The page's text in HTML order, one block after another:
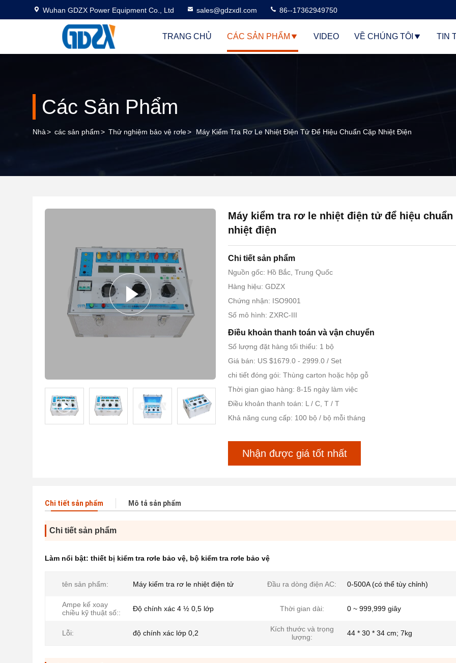
Wuhan GDZX Power Equipment Co., Ltd sales@gdzxdl.com 86--17362949750
TRANG CHỦ CÁC SẢN PHẨM VIDEO VỀ CHÚNG TÔI TIN
Các Sản Phẩm
Nhà> các sản phẩm> Thử nghiệm bảo vệ rơle> Máy Kiểm Tra Rơ Le Nhiệt Điện Tử Để Hiệu Chuẩn Cặp Nhiệt Điện
Máy kiểm tra rơ le nhiệt điện tử để hiệu chuẩn
nhiệt điện
Chi tiết sản phẩm
Nguồn gốc: Hồ Bắc, Trung Quốc
Hàng hiệu: GDZX
Chứng nhận: ISO9001
Số mô hình: ZXRC-III
Điều khoản thanh toán và vận chuyển
Số lượng đặt hàng tối thiểu: 1 bộ
Giá bán: US $1679.0 - 2999.0 / Set
chi tiết đóng gói: Thùng carton hoặc hộp gỗ
Thời gian giao hàng: 8-15 ngày làm việc
Điều khoản thanh toán: L / C, T / T
Khả năng cung cấp: 100 bộ / bộ mỗi tháng
Nhận được giá tốt nhất
Chi tiết sản phẩm Mô tả sản phẩm
Chi tiết sản phẩm
Làm nổi bật: thiết bị kiểm tra rơle bảo vệ, bộ kiểm tra rơle bảo vệ
tên sản phẩm: Máy kiểm tra rơ le nhiệt điện tử Đầu ra dòng điện AC: 0-500A (có thể tùy chỉnh)
Ampe kế xoay
chiều kỹ thuật số::
Độ chính xác 4 ½ 0,5 lớp Thời gian dài: 0 ~ 999,999 giây
Lỗi: độ chính xác lớp 0,2
Kích thước và trọng
lượng:
44 * 30 * 34 cm; 7kg